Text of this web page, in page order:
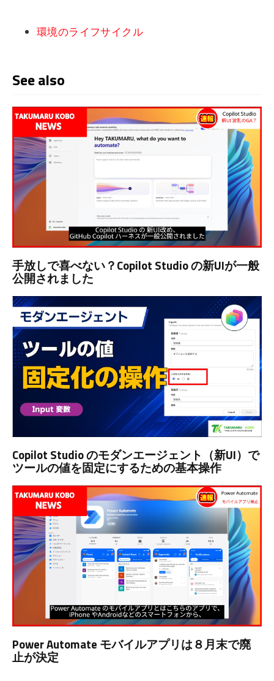
環境のライフサイクル
See also
手放しで喜べない？Copilot Studio の新UIが一般
公開されました
Copilot Studio のモダンエージェント（新UI）で
ツールの値を固定にするための基本操作
Power Automate モバイルアプリは８月末で廃
止が決定